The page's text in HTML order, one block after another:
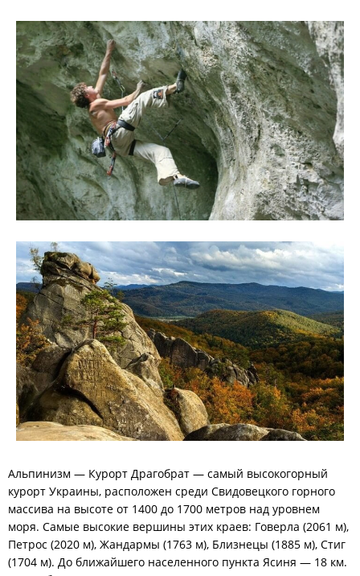
Альпинизм — Курорт Драгобрат — самый высокогорный
курорт Украины, расположен среди Свидовецкого горного
массива на высоте от 1400 до 1700 метров над уровнем
моря. Самые высокие вершины этих краев: Говерла (2061 м),
Петрос (2020 м), Жандармы (1763 м), Близнецы (1885 м), Стиг
(1704 м). До ближайшего населенного пункта Ясиня — 18 км.